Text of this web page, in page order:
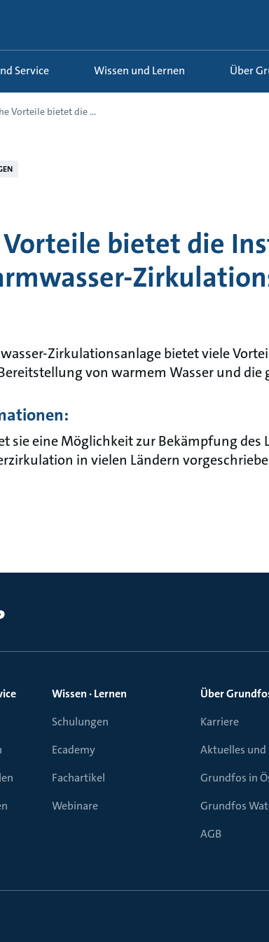
Service Wissen und Lernen Über
Vorteile bietet die ...
Vorteile bietet die
Zirkulationsanlage bietet viele
von warmem Wasser und die
sie eine Möglichkeit zur Bekämpfung
in vielen Ländern
Wissen · Lernen
Schulungen
Ecademy
Fachartikel
Webinare
Über
Karriere
Aktuelles und
Grundfos in
Grundfos
AGB